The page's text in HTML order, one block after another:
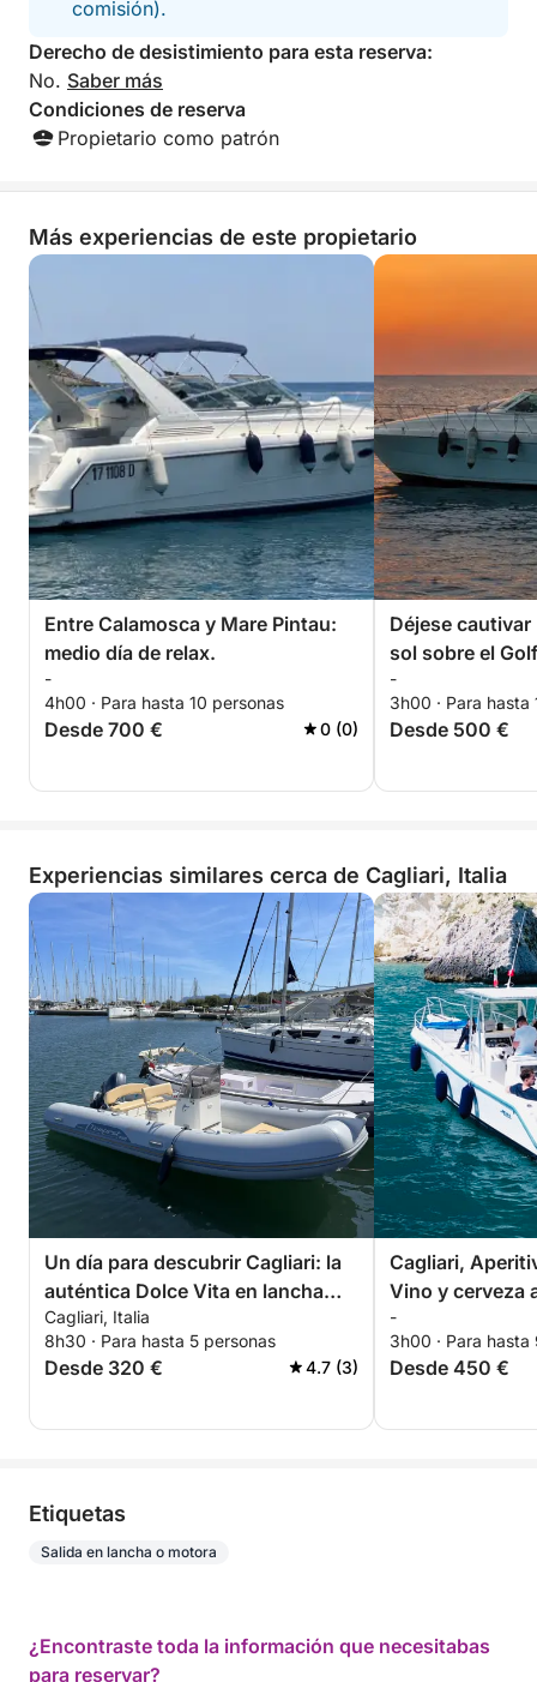
comisión).
Derecho de desistimiento para esta reserva:
No. Saber más
Condiciones de reserva
Propietario como patrón
Más experiencias de este propietario
Entre Calamosca y Mare Pintau:
medio día de relax.
-
4h00 · Para hasta 10 personas
Desde 700 € 0 (0)
Déjese
sol sobre el
-
3h00 · Para hasta
Desde 500 €
Experiencias similares cerca de Cagliari, Italia
Un día para descubrir Cagliari: la
auténtica Dolce Vita en lancha
motora.
Cagliari, Italia
8h30 · Para hasta 5 personas
Desde 320 € 4.7 (3)
Cagliari,
Vino y cerveza
-
3h00 · Para
Desde 450 €
Etiquetas
Salida en lancha o motora
¿Encontraste toda la información que necesitabas
para reservar?